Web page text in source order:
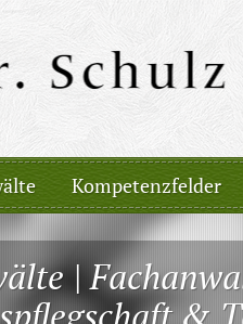
Kompetenzfelder
|